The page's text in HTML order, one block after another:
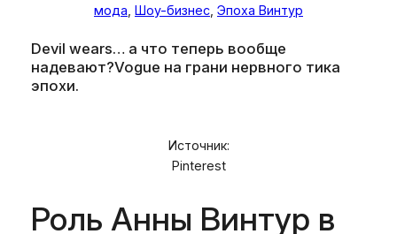
мода Шоу-бизнес Эпоха Винтур
Devil wears… а что теперь вообще
надевают?Vogue на грани нервного тика
эпохи.
Источник:
Pinterest
Роль Анны Винтур в